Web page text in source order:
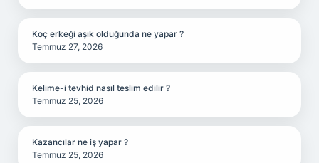
Koç erkeği aşık olduğunda ne yapar ?
Temmuz 27, 2026
Kelime-i tevhid nasıl teslim edilir ?
Temmuz 25, 2026
Kazancılar ne iş yapar ?
Temmuz 25, 2026